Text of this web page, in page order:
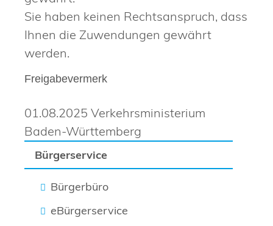
Bürgerservice
Bürgerbüro
eBürgerservice
Sie haben keinen Rechtsanspruch, dass
Ihnen die Zuwendungen gewährt
werden.
Freigabevermerk
01.08.2025 Verkehrsministerium
Baden-Württemberg